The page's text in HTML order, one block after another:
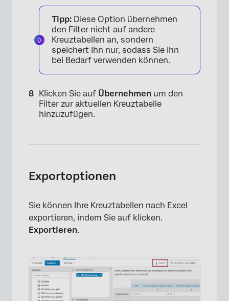
Tipp: Diese Option übernehmen
den Filter nicht auf andere
Kreuztabellen an, sondern
speichert ihn nur, sodass Sie ihn
bei Bedarf verwenden können.
Klicken Sie auf Übernehmen um den
Filter zur aktuellen Kreuztabelle
hinzuzufügen.
Exportoptionen
Sie können Ihre Kreuztabellen nach Excel
exportieren, indem Sie auf klicken.
Exportieren.